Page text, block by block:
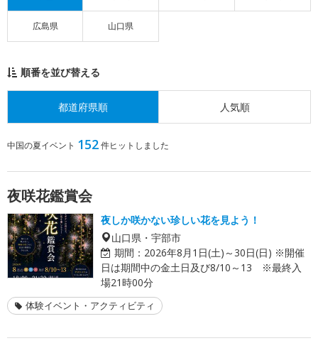
広島県 山口県
順番を並び替える
都道府県順 人気順
中国の夏イベント 152件ヒットしました
夜咲花鑑賞会
夜しか咲かない珍しい花を見よう！
山口県・宇部市
期間： 2026年8月1日(土)～30日(日) ※開催
日は期間中の金土日及び8/10～13 ※最終入
場21時00分
体験イベント・アクティビティ